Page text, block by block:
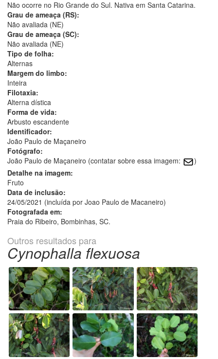
Não ocorre no Rio Grande do Sul. Nativa em Santa Catarina.
Grau de ameaça (RS):
Não avaliada (NE)
Grau de ameaça (SC):
Não avaliada (NE)
Tipo de folha:
Alternas
Margem do limbo:
Inteira
Filotaxia:
Alterna dística
Forma de vida:
Arbusto escandente
Identificador:
João Paulo de Maçaneiro
Fotógrafo:
João Paulo de Maçaneiro (contatar sobre essa imagem:
)
Detalhe na imagem:
Fruto
Data de inclusão:
24/05/2021 (incluída por Joao Paulo de Macaneiro)
Fotografada em:
Praia do Ribeiro, Bombinhas, SC.
Outros resultados para
Cynophalla flexuosa